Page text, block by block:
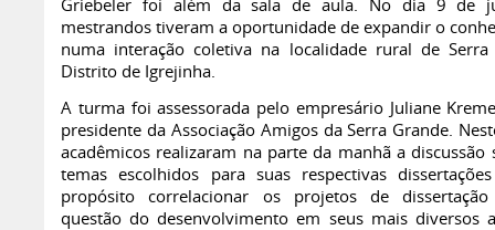
Griebeler foi além da sala de aula. No dia 9 de
mestrandos tiveram a oportunidade de expandir o
numa interação coletiva na localidade rural de Serra
Distrito de Igrejinha.
A turma foi assessorada pelo empresário Juliane
presidente da Associação Amigos da Serra Grande.
acadêmicos realizaram na parte da manhã a discussão
temas escolhidos para suas respectivas
propósito correlacionar os projetos de
questão do desenvolvimento em seus mais diversos